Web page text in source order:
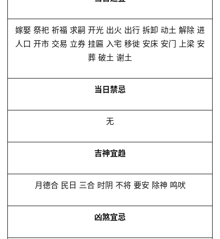
嫁娶 祭祀 祈福 求嗣 开光 出火 出行 拆卸 动土 解除 进
人口 开市 交易 立券 挂匾 入宅 移徙 安床 安门 上梁 安
葬 破土 谢土
当日禁忌
无
吉神宜趋
月德合 民日 三合 时阴 不将 要安 除神 鸣吠
凶煞宜忌